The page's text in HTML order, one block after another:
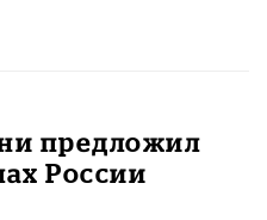
предложил
России